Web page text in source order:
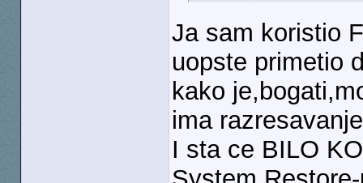
Ja sam koristio
uopste primetio
kako
ima
I sta ce BILO